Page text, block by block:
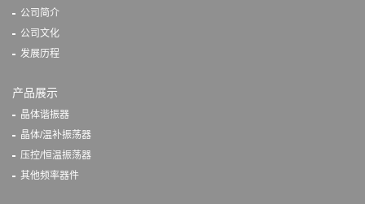
公司简介
公司文化
发展历程
产品展示
晶体谐振器
晶体/温补振荡器
压控/恒温振荡器
其他频率器件